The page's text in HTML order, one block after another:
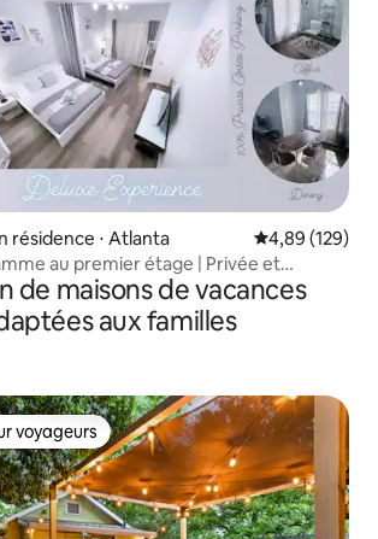
résidence ⋅ Atlanta Évaluation
4,89 (129)
au premier étage | Privée et
de maisons de vacances
aux familles
les plus appréciés
voyageurs